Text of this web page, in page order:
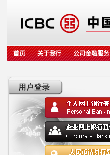
首页 关于我行 公司金融服务